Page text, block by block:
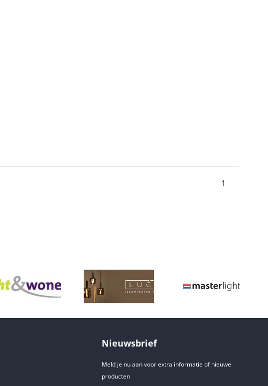
1
Nieuwsbrief
Meld je nu aan voor extra informatie of nieuwe
producten